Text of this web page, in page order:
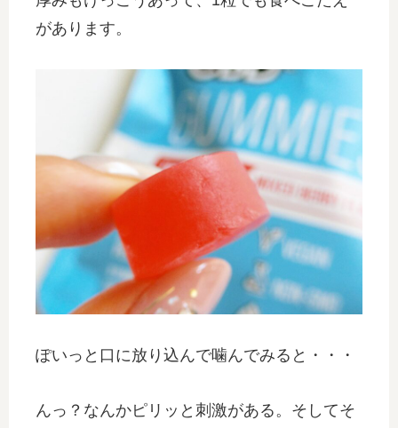
があります。
ぽいっと口に放り込んで噛んでみると・・・
んっ？なんかピリッと刺激がある。そしてそ